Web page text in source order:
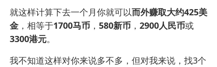
就这样计算下去一个月你就可以而外赚取大约425美
金 ，相等于1700马币 ， 580新币 ， 2900人民币或
3300港元。
我不知道这样对你来说多不多，但对我来说，找3个